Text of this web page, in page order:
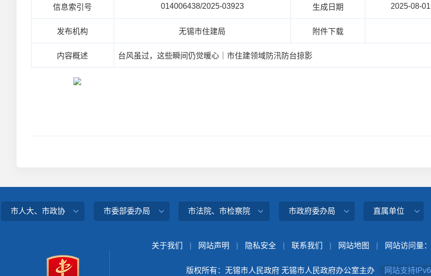
信息索引号 014006438/2025-03923 生成日期 2025-08-01
发布机构 无锡市住建局 附件下载
内容概述 台风虽过，这些瞬间仍觉暖心｜市住建领域防汛防台掠影
市人大、市政协 市委部委办局 市法院、市检察院 市政府委办局 直属单位
关于我们 网站声明 隐私安全 联系我们 网站地图 网站访问量：
版权所有：无锡市人民政府 无锡市人民政府办公室主办 网站支持IPv6